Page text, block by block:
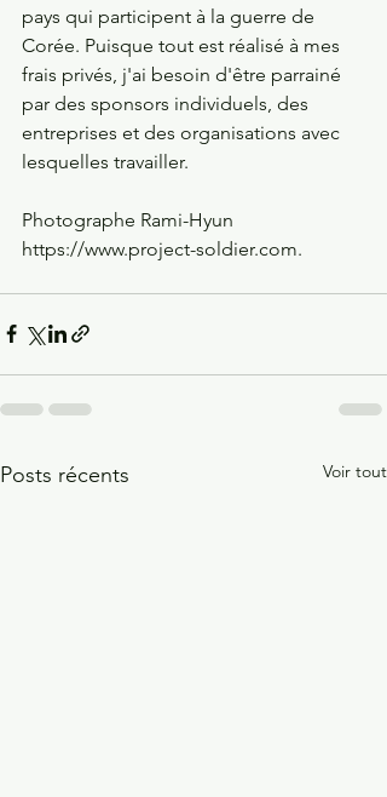
pays qui participent à la guerre de
Corée. Puisque tout est réalisé à mes
frais privés, j'ai besoin d'être parrainé
par des sponsors individuels, des
entreprises et des organisations avec
lesquelles travailler.
Photographe Rami-Hyun
https://www.project-soldier.com.
Posts récents Voir tout